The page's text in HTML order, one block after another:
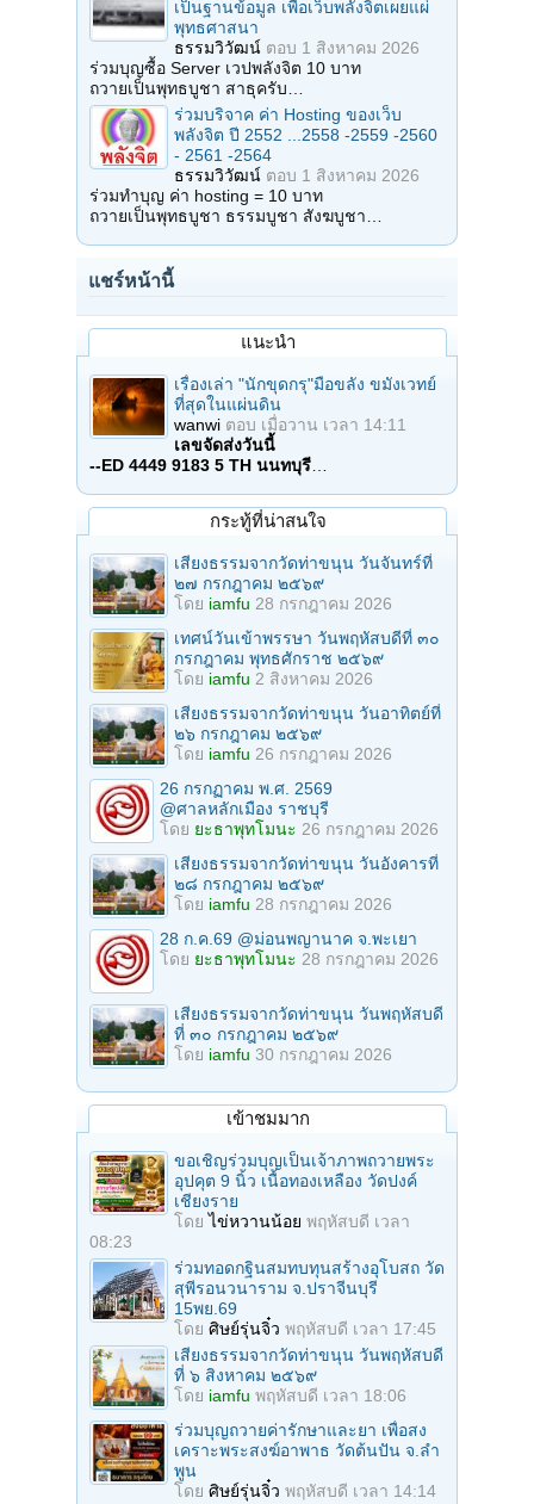
เป็นฐานข้อมูล เพื่อเว็บพลังจิตเผยแผ่
พุทธศาสนา
ธรรมวิวัฒน์ ตอบ 1 สิงหาคม 2026
ร่วมบุญซื้อ Server เวปพลังจิต 10 บาท
ถวายเป็นพุทธบูชา สาธุครับ…
ร่วมบริจาค ค่า Hosting ของเว็บ
พลังจิต ปี 2552 ...2558 -2559 -2560
- 2561 -2564
ธรรมวิวัฒน์ ตอบ 1 สิงหาคม 2026
ร่วมทำบุญ ค่า hosting = 10 บาท
ถวายเป็นพุทธบูชา ธรรมบูชา สังฆบูชา…
แชร์หน้านี้
แนะนำ
เรื่องเล่า "นักขุดกรุ"มือขลัง ขมังเวทย์
ที่สุดในแผ่นดิน
wanwi ตอบ เมื่อวาน เวลา 14:11
เลขจัดส่งวันนี้
--ED 4449 9183 5 TH นนทบุรี…
กระทู้ที่น่าสนใจ
เสียงธรรมจากวัดท่าขนุน วันจันทร์ที่
๒๗ กรกฎาคม ๒๕๖๙
โดย iamfu 28 กรกฎาคม 2026
เทศน์วันเข้าพรรษา วันพฤหัสบดีที่ ๓๐
กรกฎาคม พุทธศักราช ๒๕๖๙
โดย iamfu 2 สิงหาคม 2026
เสียงธรรมจากวัดท่าขนุน วันอาทิตย์ที่
๒๖ กรกฎาคม ๒๕๖๙
โดย iamfu 26 กรกฎาคม 2026
26 กรกฏาคม พ.ศ. 2569
@ศาลหลักเมือง ราชบุรี
โดย ยะธาพุทโมนะ 26 กรกฎาคม 2026
เสียงธรรมจากวัดท่าขนุน วันอังคารที่
๒๘ กรกฎาคม ๒๕๖๙
โดย iamfu 28 กรกฎาคม 2026
28 ก.ค.69 @ม่อนพญานาค จ.พะเยา
โดย ยะธาพุทโมนะ 28 กรกฎาคม 2026
เสียงธรรมจากวัดท่าขนุน วันพฤหัสบดี
ที่ ๓๐ กรกฎาคม ๒๕๖๙
โดย iamfu 30 กรกฎาคม 2026
เข้าชมมาก
ขอเชิญร่วมบุญเป็นเจ้าภาพถวายพระ
อุปคุต 9 นิ้ว เนื้อทองเหลือง วัดปงค์
เชียงราย
โดยไข่หวานน้อย พฤหัสบดี เวลา
08:23
ร่วมทอดกฐินสมทบทุนสร้างอุโบสถ วัด
สุพีรอนวนาราม จ.ปราจีนบุรี
15พย.69
โดย ศิษย์รุ่นจิ๋ว พฤหัสบดี เวลา 17:45
เสียงธรรมจากวัดท่าขนุน วันพฤหัสบดี
ที่ ๖ สิงหาคม ๒๕๖๙
โดย iamfu พฤหัสบดี เวลา 18:06
ร่วมบุญถวายค่ารักษาและยา เพื่อสง
เคราะพระสงฆ์อาพาธ วัดต้นปัน จ.ลํา
พูน
โดย ศิษย์รุ่นจิ๋ว พฤหัสบดี เวลา 14:14